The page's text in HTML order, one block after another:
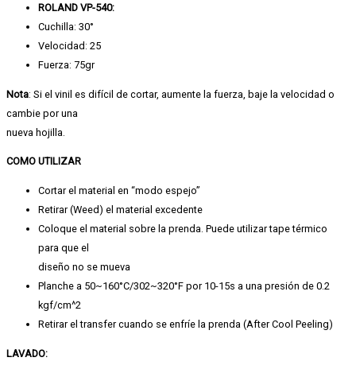
ROLAND VP-540:
Cuchilla: 30°
Velocidad: 25
Fuerza: 75gr
Nota: Si el vinil es difícil de cortar, aumente la fuerza, baje la velocidad o
cambie por una
nueva hojilla.
COMO UTILIZAR
Cortar el material en “modo espejo”
Retirar (Weed) el material excedente
Coloque el material sobre la prenda. Puede utilizar tape térmico
para que el
diseño no se mueva
Planche a 50~160°C/302~320°F por 10-15s a una presión de 0.2
kgf/cm^2
Retirar el transfer cuando se enfríe la prenda (After Cool Peeling)
LAVADO: